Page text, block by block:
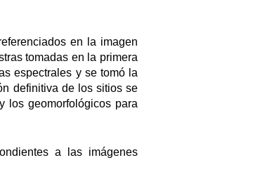
en la imagen
tomadas en la primera
espectrales y se tomó la
definitiva de los sitios se
los geomorfológicos para
a las imágenes